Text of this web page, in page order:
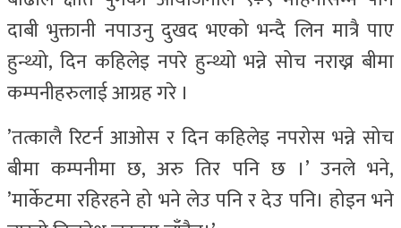
दाबी भुक्तानी नपाउनु दुखद भएको भन्दै लिन मात्रै पाए
हुन्थ्यो, दिन कहिलेइ नपरे हुन्थ्यो भन्ने सोच नराख्न बीमा
कम्पनीहरुलाई आग्रह गरे ।
’तत्कालै रिटर्न आओस र दिन कहिलेइ नपरोस भन्ने सोच
बीमा कम्पनीमा छ, अरु तिर पनि छ ।’ उनले भने,
’मार्केटमा रहिरहने हो भने लेउ पनि र देउ पनि। होइन भने